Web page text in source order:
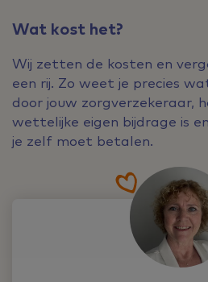
Wat kost het?
Wij zetten de kosten en
een rij. Zo weet je precies
door jouw zorgverzekeraar,
wettelijke eigen bijdrage is
je zelf moet betalen.